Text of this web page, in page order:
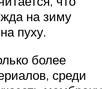
на зиму
пуху.
более
среди